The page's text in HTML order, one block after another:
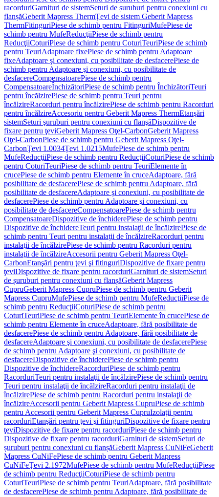
racorduriGarnituri de sistemSeturi de șuruburi pentru conexiuni cu
flanșăGeberit Mapress ThermŢevi de sistem Geberit Mapress
ThermFitinguriPiese de schimb pentru FitinguriMufePiese de
schimb pentru MufeReducţiiPiese de schimb pentru
ReducţiiCoturiPiese de schimb pentru CoturiTeuriPiese de schimb
pentru TeuriAdaptoare fixePiese de schimb pentru Adaptoare
fixeAdaptoare şi conexiuni, cu posibilitate de desfacerePiese de
schimb pentru Adaptoare şi conexiuni, cu posibilitate de
desfacereCompensatoarePiese de schimb pentru
CompensatoareÎnchizătoriPiese de schimb pentru ÎnchizătoriTeuri
pentru încălzirePiese de schimb pentru Teuri pentru
încălzireRacorduri pentru încălzirePiese de schimb pentru Racorduri
pentru încălzireAccesoriu pentru Geberit Mapress ThermEtanşări
sistemSeturi şuruburi pentru conexiuni cu flanşăDispozitive de
fixare pentru ţeviGeberit Mapress Oţel-CarbonGeberit Mapress
Oţel-CarbonPiese de schimb pentru Geberit Mapress Oţel-
CarbonŢevi 1.0034Ţevi 1.0215MufePiese de schimb pentru
MufeReducţiiPiese de schimb pentru ReducţiiCoturiPiese de schimb
pentru CoturiTeuriPiese de schimb pentru TeuriElemente în
crucePiese de schimb pentru Elemente în cruceAdaptoare, fără
posibilitate de desfacerePiese de schimb pentru Adaptoare, fără
posibilitate de desfacereAdaptoare şi conexiuni, cu posibilitate de
desfacerePiese de schimb pentru Adaptoare şi conexiuni, cu
posibilitate de desfacereCompensatoarePiese de schimb pentru
CompensatoareDispozitive de închiderePiese de schimb pentru
Dispozitive de închidereTeuri pentru instalaţii de încălzirePiese de
schimb pentru Teuri pentru instalaţii de încălzireRacorduri pentru
instalaţii de încălzirePiese de schimb pentru Racorduri pentru
instalaţii de încălzireAccesorii pentru Geberit Mapress Oţel-
CarbonEtanşări pentru ţevi şi fitinguriDispozitive de fixare pentru
ţeviDispozitive de fixare pentru racorduriGarnituri de sistemSeturi
de șuruburi pentru conexiuni cu flanșăGeberit Mapress
CupruGeberit Mapress CupruPiese de schimb pentru Geberit
Mapress CupruMufePiese de schimb pentru MufeReducţiiPiese de
schimb pentru ReducţiiCoturiPiese de schimb pentru
CoturiTeuriPiese de schimb pentru TeuriElemente în crucePiese de
schimb pentru Elemente în cruceAdaptoare, fără posibilitate de
desfacerePiese de schimb pentru Adaptoare, fără posibilitate de
desfacereAdaptoare şi conexiuni, cu posibilitate de desfacerePiese
de schimb pentru Adaptoare şi conexiuni, cu posibilitate de
desfacereDispozitive de închiderePiese de schimb pentru
Dispozitive de închidereRacorduriPiese de schimb pentru
RacorduriTeuri pentru instalaţii de încălzirePiese de schimb pentru
Teuri pentru instalaţii de încălzireRacorduri pentru instalaţii de
încălzirePiese de schimb pentru Racorduri pentru instalaţii de
încălzireAccesorii pentru Geberit Mapress CupruPiese de schimb
pentru Accesorii pentru Geberit Mapress CupruIzolaţii pentru
racorduriEtanşări pentru ţevi şi fitinguriDispozitive de fixare pentru
ţeviDispozitive de fixare pentru racorduriPiese de schimb pentru
Dispozitive de fixare pentru racorduriGarnituri de sistemSeturi de
șuruburi pentru conexiuni cu flanșăGeberit Mapress CuNiFeGeberit
Mapress CuNiFePiese de schimb pentru Geberit Mapress
CuNiFeŢevi 2.1972MufePiese de schimb pentru MufeReducţiiPiese
de schimb pentru ReducţiiCoturiPiese de schimb pentru
CoturiTeuriPiese de schimb pentru TeuriAdaptoare, fără posibilitate
de desfacerePiese de schimb pentru Adaptoare, fără posibilitate de